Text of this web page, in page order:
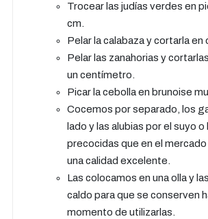
Trocear las judías verdes en
cm.
Pelar la calabaza y cortarla en
Pelar las zanahorias y
un centímetro.
Picar la cebolla en brunoise
Cocemos por separado, los
lado y las alubias por el suyo
precocidas que en el mercado
una calidad excelente.
Las colocamos en una olla y
caldo para que se conserven
momento de utilizarlas.